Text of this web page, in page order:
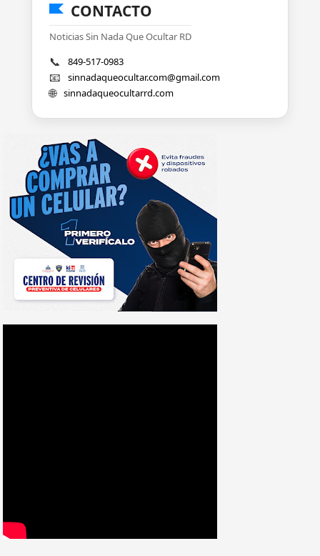
CONTACTO
Noticias Sin Nada Que Ocultar RD
📞 849-517-0983
📧 sinnadaqueocultar.com@gmail.com
🌐 sinnadaqueocultarrd.com